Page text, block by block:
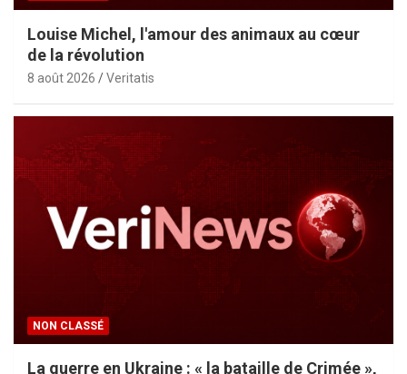
Louise Michel, l'amour des animaux au cœur
de la révolution
8 août 2026 Veritatis
NON CLASSÉ
La guerre en Ukraine : « la bataille de Crimée »,